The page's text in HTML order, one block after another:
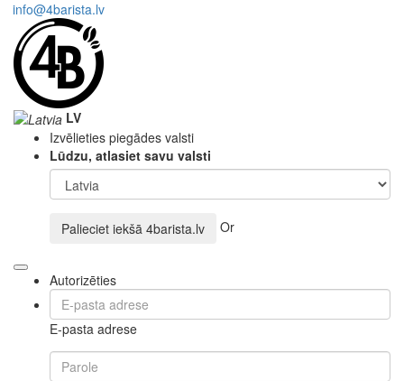
info@4barista.lv
LV
Izvēlieties piegādes valsti
Lūdzu, atlasiet savu valsti
Palieciet iekšā 4barista.lv Or
Autorizēties
E-pasta adrese